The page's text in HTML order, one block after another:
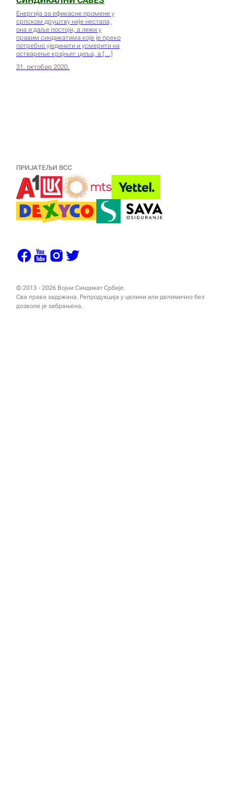
Енергија за ефикасне промене у
српском друштву није нестала,
она и даље постоји, а лежи у
правим синдикатима које је преко
потребно ујединити и усмерити на
остварење крајњег циља, а
31. октобар 2020.
ПРИЈАТЕЉИ ВСС
© 2013 - 2026 Војни Синдикат Србије.
Сва права задржана. Репродукција у целини или делимично без
дозволе је забрањена.